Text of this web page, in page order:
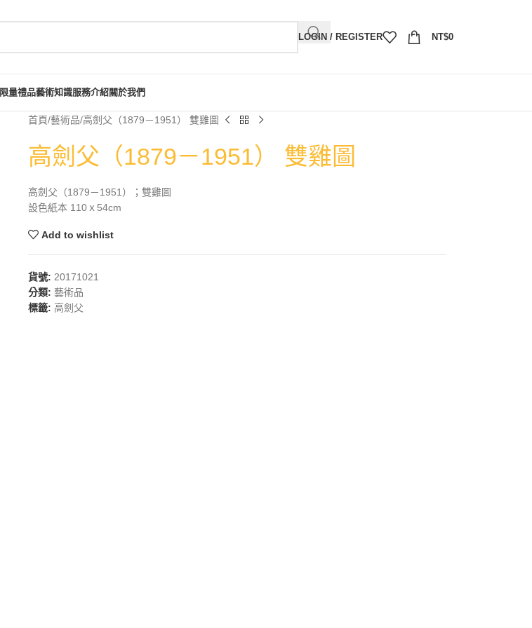
LOGIN / REGISTER NT$0
限量禮品藝術知識服務介紹關於我們
首頁 藝術品 高劍父（1879－1951） 雙雞圖
高劍父（1879－1951） 雙雞圖
高劍父（1879－1951）；雙雞圖
設色紙本 110ｘ54cm
Add to wishlist
貨號: 20171021
分類: 藝術品
標籤: 高劍父